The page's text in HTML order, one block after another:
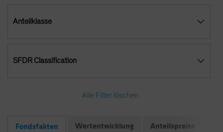
Netherlands
Anteilklasse
SFDR Classification
Alle Filter löschen
Fondsfakten Wertentwicklung Anteilspreise